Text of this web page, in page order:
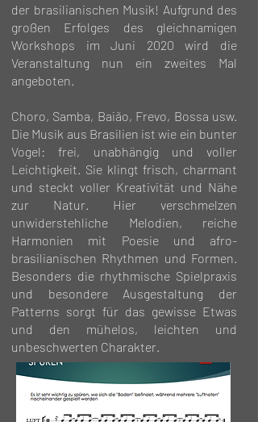
der brasilianischen Musik! Aufgrund des
großen Erfolges des gleichnamigen
Workshops im Juni 2020 wird die
Veranstaltung nun ein zweites Mal
angeboten.
Choro, Samba, Baião, Frevo, Bossa usw.
Die Musik aus Brasilien ist wie ein bunter
Vogel: frei, unabhängig und voller
Leichtigkeit. Sie klingt frisch, charmant
und steckt voller Kreativität und Nähe
zur Natur. Hier verschmelzen
unwiderstehliche Melodien, reiche
Harmonien mit Poesie und afro-
brasilianischen Rhythmen und Formen.
Besonders die rhythmische Spielpraxis
und besondere Ausgestaltung der
Patterns sorgt für das gewisse Etwas
und den mühelos, leichten und
unbeschwerten Charakter.